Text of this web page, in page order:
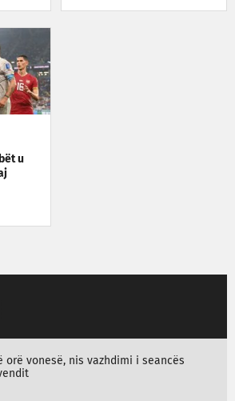
u
orë vonesë, nis vazhdimi i seancës